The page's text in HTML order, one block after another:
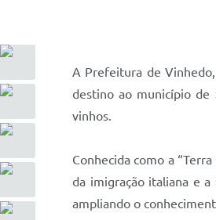
A Prefeitura de
destino ao município de
vinhos.
Conhecida como a
da imigração italiana e
ampliando o